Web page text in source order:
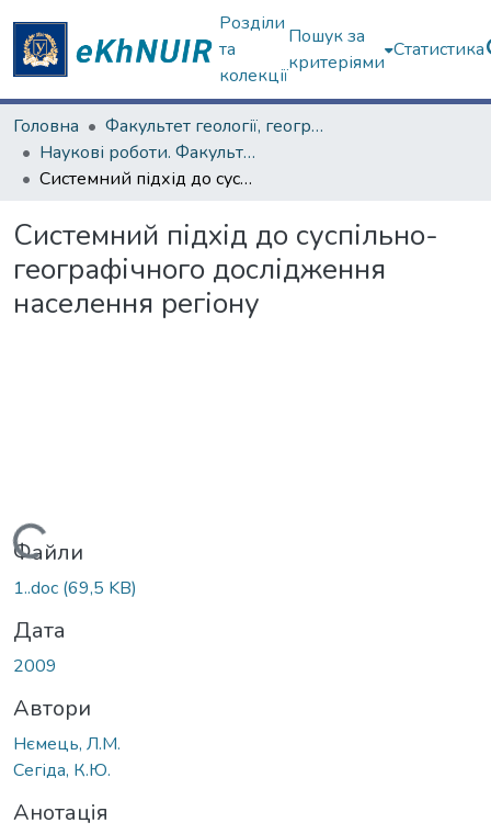
Розділи
та
колекції
Пошук за
критеріями
Статистика
Головна
Факультет геології, географіії, рекреації і туризму
Наукові роботи. Факультет геології, географіії, рекреації і туризму
Системний підхід до суспільно-географічного дослідження населення регіону
Системний підхід до суспільно-
географічного дослідження
населення регіону
Вантажиться...
Файли
1..doc (69,5 KB)
Дата
2009
Автори
Нємець, Л.М.
Сегіда, К.Ю.
Анотація